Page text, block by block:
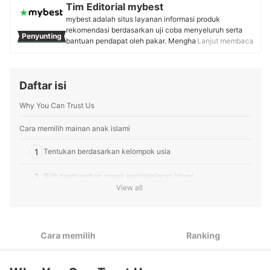
Penyunting
Tim Editorial mybest
mybest adalah situs layanan informasi produk
rekomendasi berdasarkan uji coba menyeluruh serta
bantuan pendapat oleh pakar. Menghasilkan konten
Profil Tim Editorial mybest
Lanjut membaca
Daftar isi
Why You Can Trust Us
Cara memilih mainan anak islami
1 Tentukan berdasarkan kelompok usia
2 Pilih berdasarkan aspek pembelajaran islami
Pertanyaan umum seputar mainan islami anak
View all
Cara memilih Ranking